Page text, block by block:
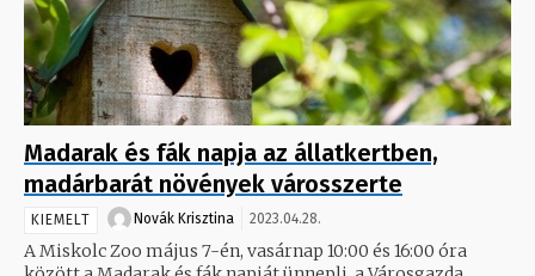
Madarak és fák napja az állatkertben,
madárbarát növények városszerte
KIEMELT Novák Krisztina 2023.04.28.
A Miskolc Zoo május 7-én, vasárnap 10:00 és 16:00 óra